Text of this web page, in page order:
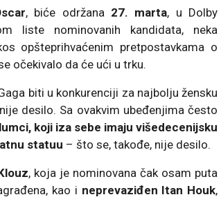
, biće održana 27. marta, u Dolby
liste nominovanih kandidata, neka
opšteprihvaćenim pretpostavkama o
očekivalo da će ući u trku.
biti u konkurenciji za najbolju žensku
desilo. Sa ovakvim ubeđenjima često
koji iza sebe imaju višedecenijsku
statuu – što se, takođe, nije desilo.
, koja je nominovana čak osam puta
kao i neprevaziđen Itan Houk,